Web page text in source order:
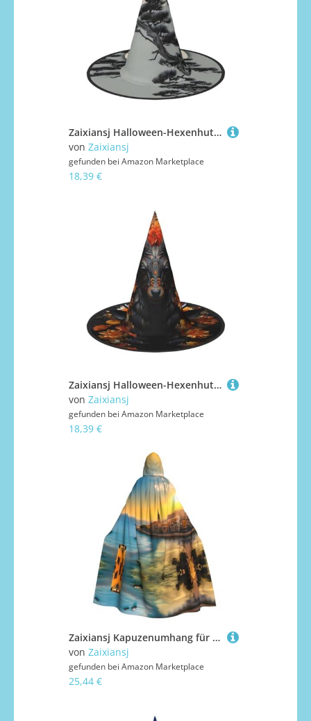
Zaixiansj Halloween-Hexenhut, Kiefernbaum unter dem Mond, Kopfbedeckung, für Erwachsene, gruseliger Hut, Festival-Kopfbedeckung
von Zaixiansj
gefunden bei Amazon Marketplace
18,39 €
Zaixiansj Halloween-Hexenhut, schwarze Antilope mit Blumendruck, Kostüm, Kopfbedeckung, Erwachsene, gruseliger Hut, Festival-Kopfbedeckung
von Zaixiansj
gefunden bei Amazon Marketplace
18,39 €
Zaixiansj Kapuzenumhang für Erwachsene, Halloween-Party, Cosplay, Sonnenuntergang in Barcelona, bedruckt, Kapuzenmantel, Kostüm, Umhang, Zubehör
von Zaixiansj
gefunden bei Amazon Marketplace
25,44 €